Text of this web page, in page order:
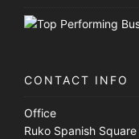
CONTACT INFO
Office
Ruko Spanish